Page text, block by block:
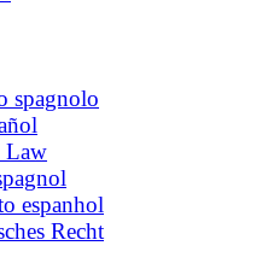
spagnolo
Law
espanhol
Recht